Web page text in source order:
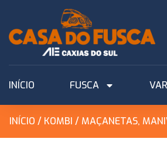
INÍCIO FUSCA
INÍCIO / KOMBI / MAÇANETAS,